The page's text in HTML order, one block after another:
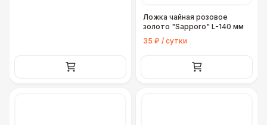
Ложка чайная розовое
золото "Sapporo" L-140 мм
35 ₽ / сутки